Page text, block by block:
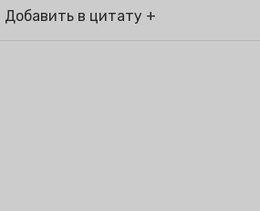
Добавить в цитату +